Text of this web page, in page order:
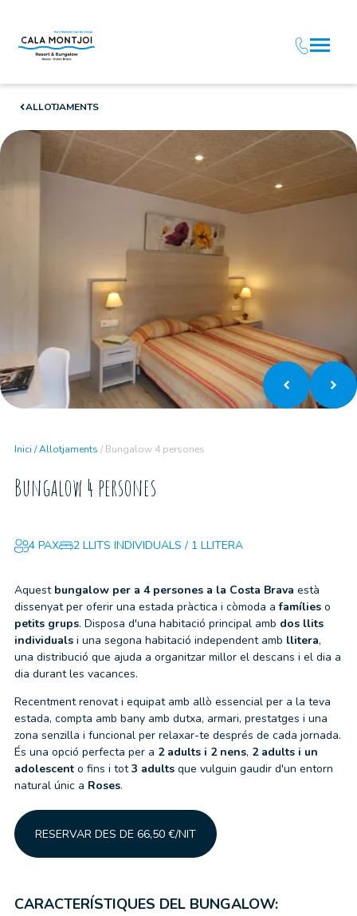
ALLOTJAMENTS
Inici /Allotjaments /Bungalow 4 persones
Bungalow 4 persones
4 PAX 2 LLITS INDIVIDUALS / 1 LLITERA
Aquest bungalow per a 4 persones a la Costa Brava està
dissenyat per oferir una estada pràctica i còmoda afamílies o
petits grups. Disposa d'una habitació principal amb dos llits
individuals i una segona habitació independent amb llitera,
una distribució que ajuda a organitzar millor el descans i el dia a
dia durant les vacances.
Recentment renovat i equipat amb allò essencial per a la teva
estada, compta amb bany amb dutxa, armari, prestatges i una
zona senzilla i funcional per relaxar-te després de cada jornada.
És una opció perfecta per a 2 adults i 2 nens, 2 adults i un
adolescent o fins i tot3 adults que vulguin gaudir d'un entorn
natural únic a Roses.
RESERVAR DES DE 66,50 €/NIT
CARACTERÍSTIQUES DEL BUNGALOW: